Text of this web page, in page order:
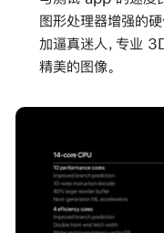
图形处理器增强的
加逼真迷人，专业
精美的图像。